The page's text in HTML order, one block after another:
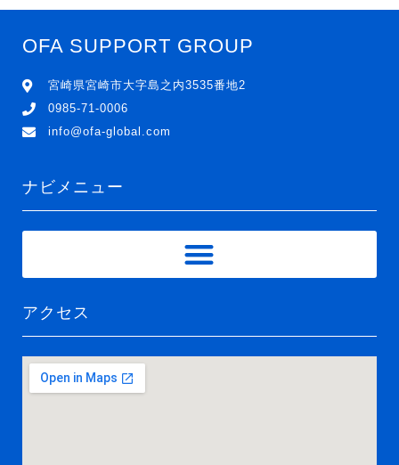
OFA SUPPORT GROUP
宮崎県宮崎市大字島之内3535番地2
0985-71-0006
info@ofa-global.com
ナビメニュー
アクセス